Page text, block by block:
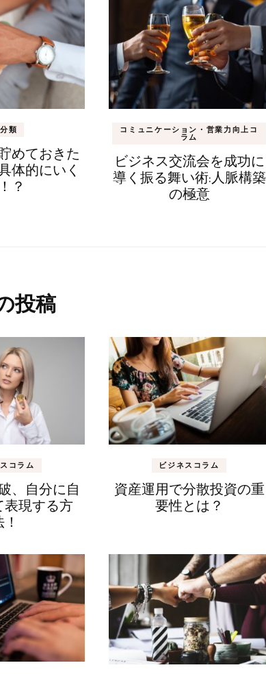
類
めておきた
体的にいく
？
コミュニケーション・営業力向上コ
ラム
ビジネス交流会を成功に
導く振る舞い術:人脈構築
の極意
投稿
コラム
、自分に自
表現する方
ビジネスコラム
資産運用で分散投資の重
要性とは？